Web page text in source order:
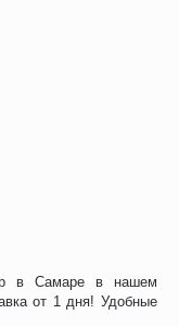
в Самаре в нашем
от 1 дня! Удобные